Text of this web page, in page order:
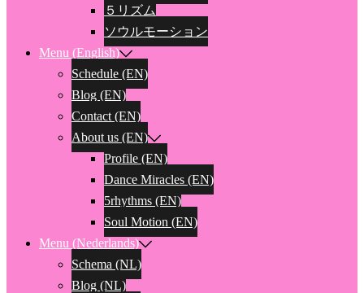
５リズム
ソウルモーション
Menu (English)
Schedule (EN)
Blog (EN)
Contact (EN)
About us (EN)
Profile (EN)
Dance Miracles (EN)
5rhythms (EN)
Soul Motion (EN)
Menu (Nederlands)
Schema (NL)
Blog (NL)